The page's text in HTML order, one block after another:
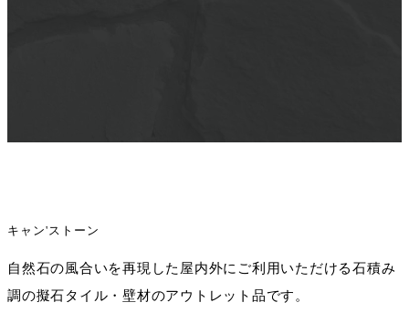
キャン'ストーン
自然石の風合いを再現した屋内外にご利用いただける石積み
調の擬石タイル・壁材のアウトレット品です。